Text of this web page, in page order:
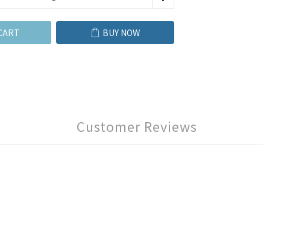
BUY NOW
Customer Reviews